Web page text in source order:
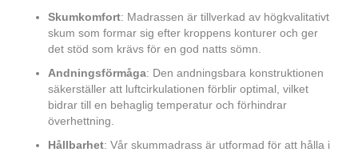
Skumkomfort: Madrassen är tillverkad av högkvalitativt
skum som formar sig efter kroppens konturer och ger
det stöd som krävs för en god natts sömn.
Andningsförmåga: Den andningsbara konstruktionen
säkerställer att luftcirkulationen förblir optimal, vilket
bidrar till en behaglig temperatur och förhindrar
överhettning.
Hållbarhet: Vår skummadrass är utformad för att hålla i